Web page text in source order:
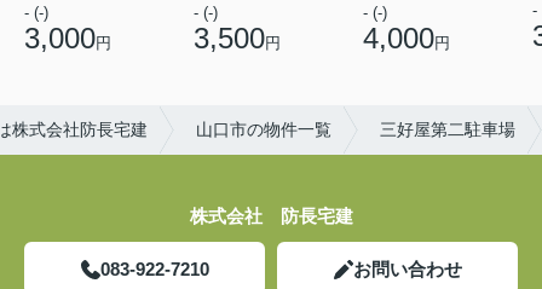
- (-)
3,000円
- (-)
3,500円
- (-)
4,000円
-
株式会社防長宅建 山口市の物件一覧 三好屋第二駐車場
株式会社 防長宅建
083-922-7210 お問い合わせ